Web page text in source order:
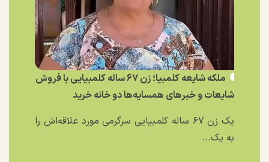
ملکه شایعه کلمبیا؛ زن ۶۷ ساله کلمبیایی با فروش
شایعات و خبر‌های همسایه‌ها دو خانه خرید
یک زن ۶۷ ساله کلمبیایی سرگرمی مورد علاقه‌اش را
به یک...